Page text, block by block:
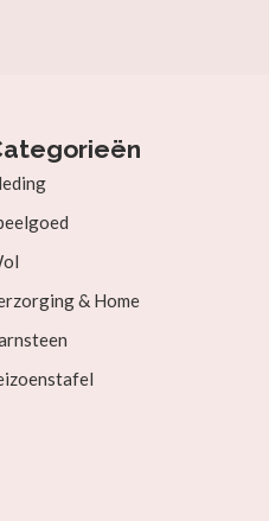
& Home